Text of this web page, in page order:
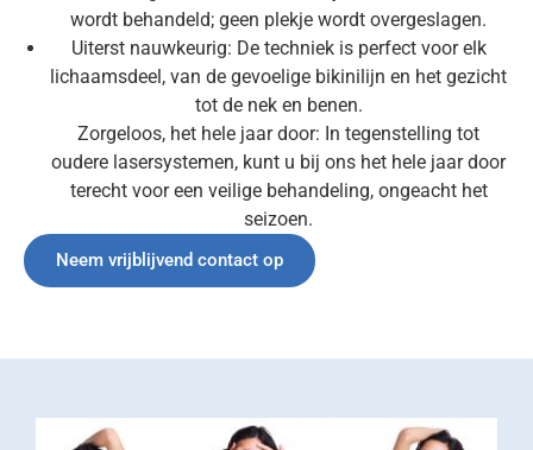
wordt behandeld; geen plekje wordt overgeslagen.
Uiterst nauwkeurig: De techniek is perfect voor elk
lichaamsdeel, van de gevoelige bikinilijn en het gezicht
tot de nek en benen.
Zorgeloos, het hele jaar door: In tegenstelling tot
oudere lasersystemen, kunt u bij ons het hele jaar door
terecht voor een veilige behandeling, ongeacht het
seizoen.
Neem vrijblijvend contact op